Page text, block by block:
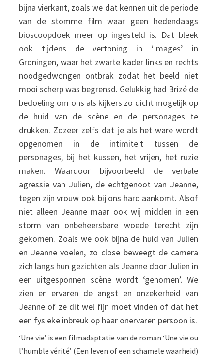
bijna vierkant, zoals we dat kennen uit de periode
van de stomme film waar geen hedendaags
bioscoopdoek meer op ingesteld is. Dat bleek
ook tijdens de vertoning in ‘Images’ in
Groningen, waar het zwarte kader links en rechts
noodgedwongen ontbrak zodat het beeld niet
mooi scherp was begrensd. Gelukkig had Brizé de
bedoeling om ons als kijkers zo dicht mogelijk op
de huid van de scène en de personages te
drukken. Zozeer zelfs dat je als het ware wordt
opgenomen in de intimiteit tussen de
personages, bij het kussen, het vrijen, het ruzie
maken. Waardoor bijvoorbeeld de verbale
agressie van Julien, de echtgenoot van Jeanne,
tegen zijn vrouw ook bij ons hard aankomt. Alsof
niet alleen Jeanne maar ook wij midden in een
storm van onbeheersbare woede terecht zijn
gekomen. Zoals we ook bijna de huid van Julien
en Jeanne voelen, zo close beweegt de camera
zich langs hun gezichten als Jeanne door Julien in
een uitgesponnen scène wordt ‘genomen’. We
zien en ervaren de angst en onzekerheid van
Jeanne of ze dit wel fijn moet vinden of dat het
een fysieke inbreuk op haar onervaren persoon is.
‘Une vie’ is een filmadaptatie van de roman ‘Une vie ou
l’humble vérité’ (Een leven of een schamele waarheid)